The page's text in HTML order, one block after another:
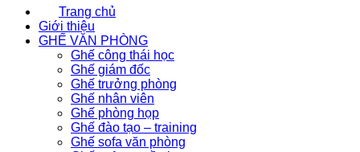
Trang chủ
Giới thiệu
GHẾ VĂN PHÒNG
Ghế công thái học
Ghế giám đốc
Ghế trưởng phòng
Ghế nhân viên
Ghế phòng họp
Ghế đào tạo – training
Ghế sofa văn phòng